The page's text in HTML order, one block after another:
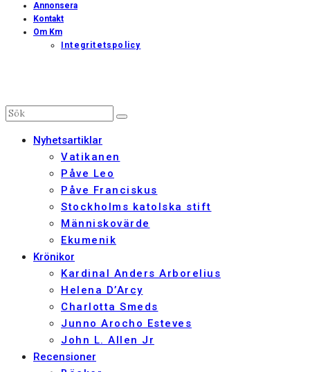
Annonsera
Kontakt
Om Km
Integritetspolicy
Nyhetsartiklar
Vatikanen
Påve Leo
Påve Franciskus
Stockholms katolska stift
Människovärde
Ekumenik
Krönikor
Kardinal Anders Arborelius
Helena D’Arcy
Charlotta Smeds
Junno Arocho Esteves
John L. Allen Jr
Recensioner